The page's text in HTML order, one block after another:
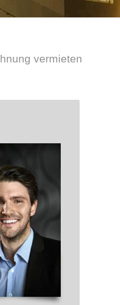
vermieten